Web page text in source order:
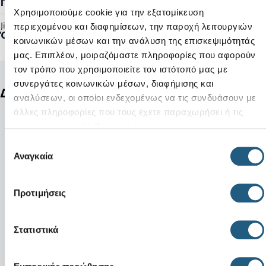
Χρησιμοποιούμε cookie για την εξατομίκευση
περιεχομένου και διαφημίσεων, την παροχή λειτουργιών
κοινωνικών μέσων και την ανάλυση της επισκεψιμότητάς
μας. Επιπλέον, μοιραζόμαστε πληροφορίες που αφορούν
τον τρόπο που χρησιμοποιείτε τον ιστότοπό μας με
συνεργάτες κοινωνικών μέσων, διαφήμισης και
αναλύσεων, οι οποίοι ενδεχομένως να τις συνδυάσουν με
άλλες πληροφορίες που τους έχετε παραχωρήσει ή τις
συγκατάθεσης
Αναγκαία
Προτιμήσεις
Στατιστικά
Jibbitz™ Ready:
Όχι
Δείτε ακόμη